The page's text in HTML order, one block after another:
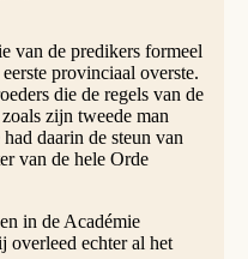
van de predikers formeel
provinciaal overste.
die de regels van de
zijn tweede man
daarin de steun van
van de hele Orde
in de Académie
overleed echter al het